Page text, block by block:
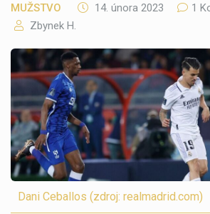
MUŽSTVO 14. února 2023
1
Zbynek H.
Dani Ceballos (zdroj: realmadrid.com)